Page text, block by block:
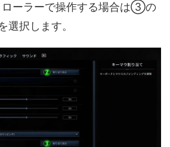
ーラーで操作する場合は③の
選択します。